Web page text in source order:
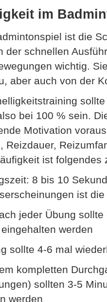
im
ist die
der schnellen
wichtig.
aber auch von der
bei 100 % sein.
Motivation
Reizdauer,
ist folgendes
8 bis 10
ist
jeder Übung
werden
sollte 4-6 mal
kompletten
sollten 3-5
werden